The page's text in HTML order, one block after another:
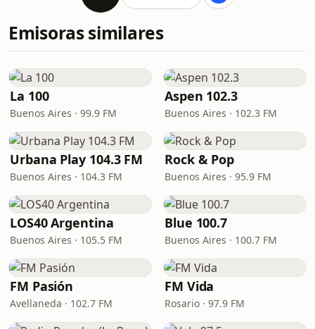
Emisoras similares
La 100
Buenos Aires · 99.9 FM
Aspen 102.3
Buenos Aires · 102.3 FM
Urbana Play 104.3 FM
Buenos Aires · 104.3 FM
Rock & Pop
Buenos Aires · 95.9 FM
LOS40 Argentina
Buenos Aires · 105.5 FM
Blue 100.7
Buenos Aires · 100.7 FM
FM Pasión
Avellaneda · 102.7 FM
FM Vida
Rosario · 97.9 FM